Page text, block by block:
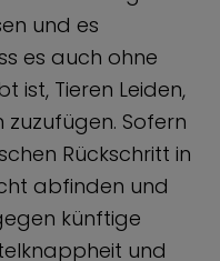
und es
es auch ohne
ist, Tieren Leiden,
Sofern
Rückschritt in
abfinden und
künftige
und